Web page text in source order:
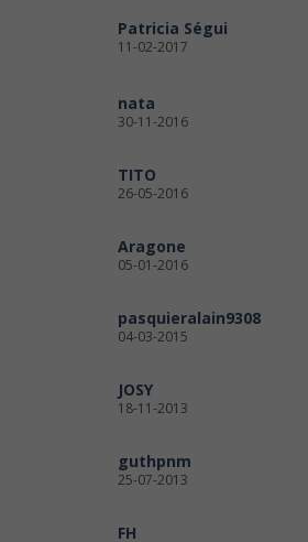
Patricia Ségui
11-02-2017
nata
30-11-2016
TITO
26-05-2016
Aragone
05-01-2016
pasquieralain9308
04-03-2015
JOSY
18-11-2013
guthpnm
25-07-2013
FH